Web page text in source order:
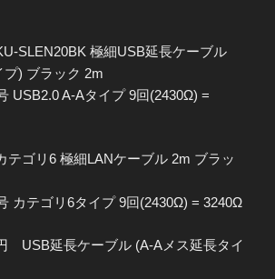
SLEN20BK 極細USB延長ケーブル
) ブラック 2m
USB2.0 A-Aタイプ 9回(2430Ω) =
テゴリ6 極細LANケーブル 2m ブラッ
カテゴリ6タイプ 9回(2430Ω) = 3240Ω
USB延長ケーブル (A-Aメス延長タイ